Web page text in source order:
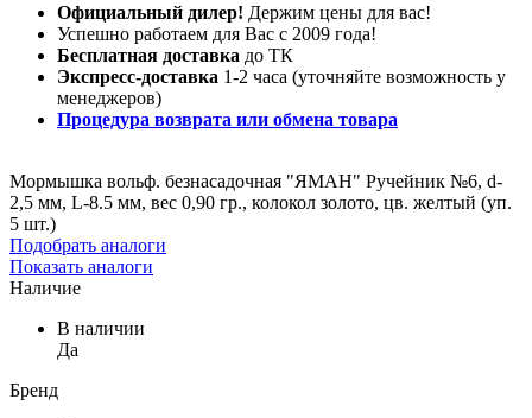
Официальный дилер! Держим цены для вас!
Успешно работаем для Вас с 2009 года!
Бесплатная доставка до ТК
Экспресс-доставка 1-2 часа (уточняйте возможность у
менеджеров)
Процедура возврата или обмена товара
Мормышка вольф. безнасадочная "ЯМАН" Ручейник №6, d-
2,5 мм, L-8.5 мм, вес 0,90 гр., колокол золото, цв. желтый (уп.
5 шт.)
Подобрать аналоги
Показать аналоги
Наличие
В наличии
Да
Бренд